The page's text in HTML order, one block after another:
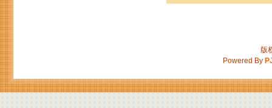
版
Powered By